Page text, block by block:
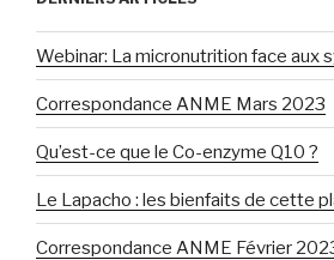
Webinar: La micronutrition face aux
Correspondance ANME Mars 2023
Qu’est-ce que le Co-enzyme Q10 ?
Le Lapacho : les bienfaits de cette
Correspondance ANME Février